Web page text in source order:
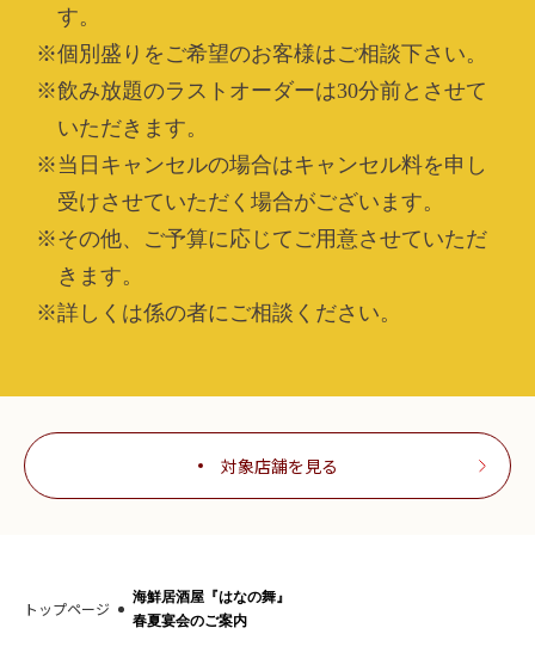
す。
※個別盛りをご希望のお客様はご相談下さい。
※飲み放題のラストオーダーは30分前とさせて
いただきます。
※当日キャンセルの場合はキャンセル料を申し
受けさせていただく場合がございます。
※その他、ご予算に応じてご用意させていただ
きます。
※詳しくは係の者にご相談ください。
対象店舗を見る
トップページ
海鮮居酒屋『はなの舞』
春夏宴会のご案内